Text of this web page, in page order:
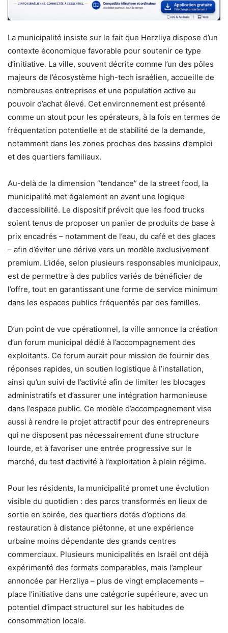
La municipalité insiste sur le fait que Herzliya dispose d’un
contexte économique favorable pour soutenir ce type
d’initiative. La ville, souvent décrite comme l’un des pôles
majeurs de l’écosystème high-tech israélien, accueille de
nombreuses entreprises et une population active au
pouvoir d’achat élevé. Cet environnement est présenté
comme un atout pour les opérateurs, à la fois en termes de
fréquentation potentielle et de stabilité de la demande,
notamment dans les zones proches des bassins d’emploi
et des quartiers familiaux.
Au-delà de la dimension “tendance” de la street food, la
municipalité met également en avant une logique
d’accessibilité. Le dispositif prévoit que les food trucks
soient tenus de proposer un panier de produits de base à
prix encadrés – notamment de l’eau, du café et des glaces
– afin d’éviter une dérive vers un modèle exclusivement
premium. L’idée, selon plusieurs responsables municipaux,
est de permettre à des publics variés de bénéficier de
l’offre, tout en garantissant une forme de service minimum
dans les espaces publics fréquentés par des familles.
D’un point de vue opérationnel, la ville annonce la création
d’un forum municipal dédié à l’accompagnement des
exploitants. Ce forum aurait pour mission de fournir des
réponses rapides, un soutien logistique à l’installation,
ainsi qu’un suivi de l’activité afin de limiter les blocages
administratifs et d’assurer une intégration harmonieuse
dans l’espace public. Ce modèle d’accompagnement vise
aussi à rendre le projet attractif pour des entrepreneurs
qui ne disposent pas nécessairement d’une structure
lourde, et à favoriser une entrée progressive sur le
marché, du test d’activité à l’exploitation à plein régime.
Pour les résidents, la municipalité promet une évolution
visible du quotidien : des parcs transformés en lieux de
sortie en soirée, des quartiers dotés d’options de
restauration à distance piétonne, et une expérience
urbaine moins dépendante des grands centres
commerciaux. Plusieurs municipalités en Israël ont déjà
expérimenté des formats comparables, mais l’ampleur
annoncée par Herzliya – plus de vingt emplacements –
place l’initiative dans une catégorie supérieure, avec un
potentiel d’impact structurel sur les habitudes de
consommation locale.